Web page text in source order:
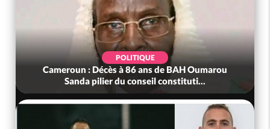
POLITIQUE
Cameroun : Décès à 86 ans de BAH Oumarou
Sanda pilier du conseil constituti...